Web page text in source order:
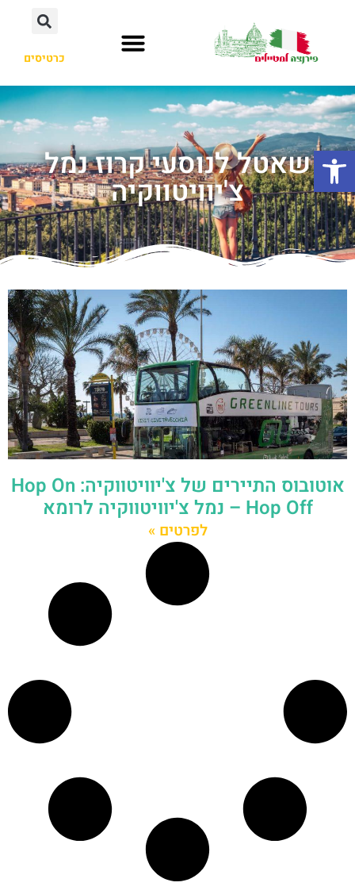
כרטיסים
שאטל לנוסעי קרוז נמל
צ'יוויטווקיה
אוטובוס התיירים של צ'יוויטווקיה: Hop On
Hop Off – נמל צ'יוויטווקיה לרומא
לפרטים »
פתח סרגל נגישות